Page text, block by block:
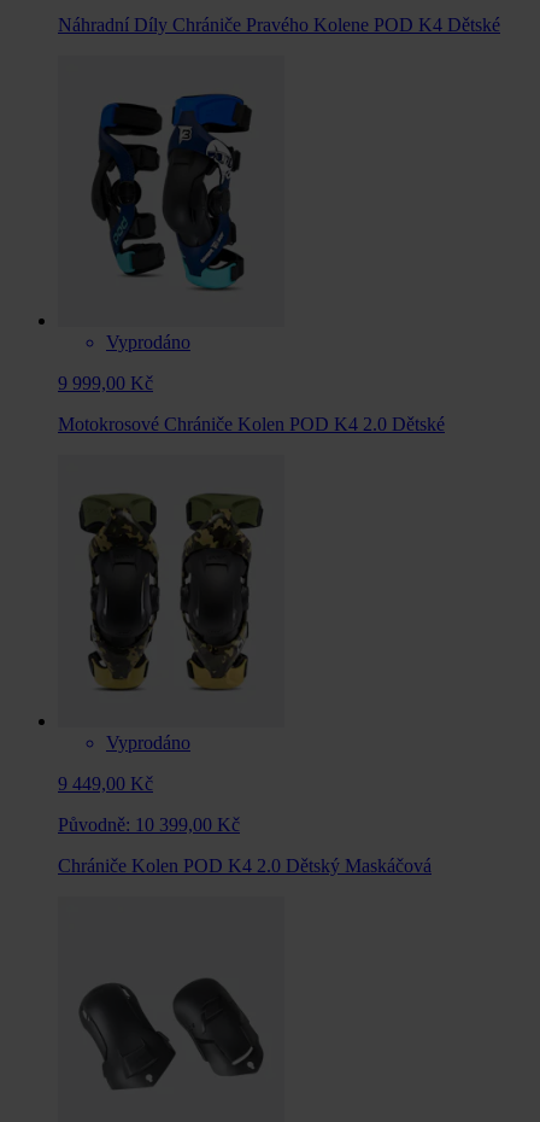
Náhradní Díly Chrániče Pravého Kolene POD K4 Dětské
Vyprodáno
9 999,00 Kč
Motokrosové Chrániče Kolen POD K4 2.0 Dětské
Vyprodáno
9 449,00 Kč
Původně: 10 399,00 Kč
Chrániče Kolen POD K4 2.0 Dětský Maskáčová